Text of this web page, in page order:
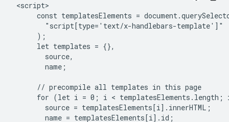
<script>
const templatesElements =
        "script[type='text/x-handlebars-template']"
      );
      let templates = {},
        source,
        name;
      // precompile all templates in this page
for (let i = 0; i < templatesElements.length;
        source = templatesElements[i].innerHTML;
        name = templatesElements[i].id;